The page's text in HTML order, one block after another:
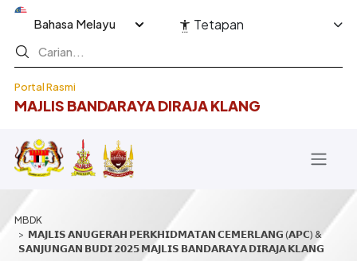
Langkau ke kandungan utama
Portal Rasmi
MAJLIS BANDARAYA DIRAJA KLANG
Select your language Tetapan
Breadcrumb
𝗠𝗔𝗝𝗟𝗜𝗦 𝗔𝗡𝗨𝗚𝗘𝗥𝗔𝗛 𝗣𝗘𝗥𝗞𝗛𝗜𝗗𝗠𝗔𝗧𝗔𝗡 𝗖𝗘𝗠𝗘𝗥𝗟𝗔𝗡𝗚 (𝗔𝗣𝗖) &
𝗦𝗔𝗡𝗝𝗨𝗡𝗚𝗔𝗡 𝗕𝗨𝗗𝗜 𝟮𝟬𝟮𝟱 𝗠𝗔𝗝𝗟𝗜𝗦 𝗕𝗔𝗡𝗗𝗔𝗥𝗔𝗬𝗔 𝗗𝗜𝗥𝗔𝗝𝗔 𝗞𝗟𝗔𝗡𝗚